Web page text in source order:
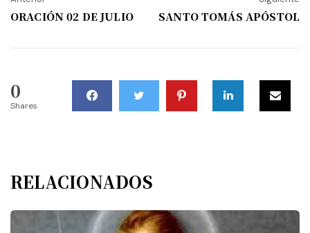
ORACIÓN 02 DE JULIO SANTO TOMÁS APÓSTOL
0
Shares
RELACIONADOS